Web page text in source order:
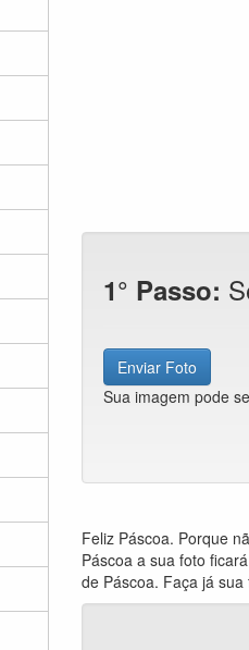
1° Passo:
Enviar Foto
Sua imagem pode
Feliz Páscoa. Porque
Páscoa a sua foto
de Páscoa. Faça já